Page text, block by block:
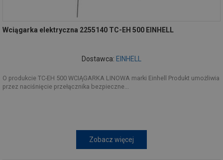
Wciągarka elektryczna 2255140 TC-EH 500 EINHELL
Dostawca: EINHELL
O produkcie TC-EH 500 WCIĄGARKA LINOWA marki Einhell Produkt umożliwia
przez naciśnięcie przełącznika bezpieczne...
Zobacz więcej